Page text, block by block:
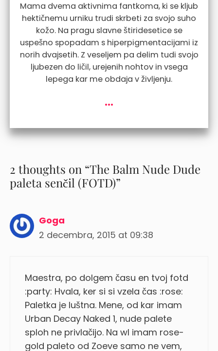
Mama dvema aktivnima fantkoma, ki se kljub
hektičnemu urniku trudi skrbeti za svojo suho
kožo. Na pragu slavne štiridesetice se
uspešno spopadam s hiperpigmentacijami iz
norih dvajsetih. Z veseljem pa delim tudi svojo
ljubezen do ličil, urejenih nohtov in vsega
lepega kar me obdaja v življenju.
...
2 thoughts on “The Balm Nude Dude
paleta senčil (FOTD)”
Goga
2 decembra, 2015 at 09:38
Maestra, po dolgem času en tvoj fotd
:party: Hvala, ker si si vzela čas :rose:
Paletka je luštna. Mene, od kar imam
Urban Decay Naked 1, nude palete
sploh ne privlačijo. Na wl imam rose-
gold paleto od Zoeve samo ne vem,